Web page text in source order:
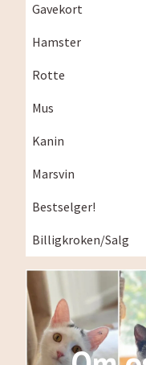
Gavekort
Hamster
Rotte
Mus
Kanin
Marsvin
Bestselger!
Billigkroken/Salg